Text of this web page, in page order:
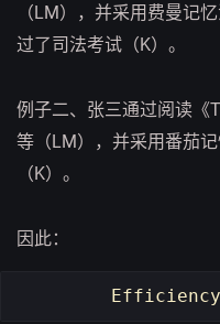
（LM），并采用费曼记
过了司法考试（K）。
例子二、张三通过阅读《
等（LM），并采用番茄
（K）。
因此：
Efficiency